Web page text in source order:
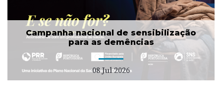
Campanha nacional de sensibilização
para as demências
08 Jul 2026